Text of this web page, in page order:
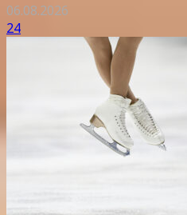
06.08.2026
24